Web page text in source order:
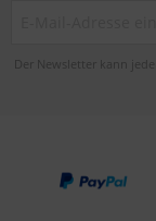
Der Newsletter kann